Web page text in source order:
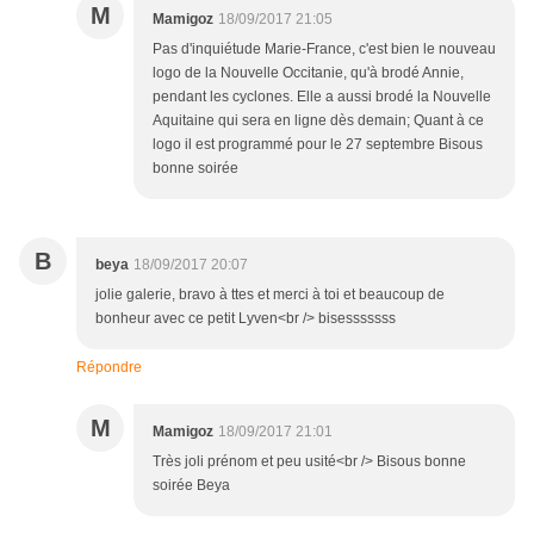
M Mamigoz 18/09/2017 21:05
Pas d'inquiétude Marie-France, c'est bien le nouveau
logo de la Nouvelle Occitanie, qu'à brodé Annie,
pendant les cyclones. Elle a aussi brodé la Nouvelle
Aquitaine qui sera en ligne dès demain; Quant à ce
logo il est programmé pour le 27 septembre Bisous
bonne soirée
B beya 18/09/2017 20:07
jolie galerie, bravo à ttes et merci à toi et beaucoup de
bonheur avec ce petit Lyven<br /> bisesssssss
Répondre
M Mamigoz 18/09/2017 21:01
Très joli prénom et peu usité<br /> Bisous bonne
soirée Beya